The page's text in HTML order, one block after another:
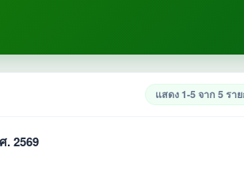
แสดง 1-5 จาก 5 รา
2569